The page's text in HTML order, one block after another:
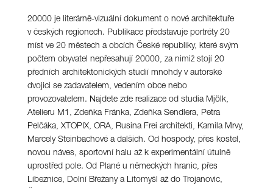
20000 je literárně-vizuální dokument o nové architektuře
v českých regionech. Publikace představuje portréty 20
míst ve 20 městech a obcích České republiky, které svým
počtem obyvatel nepřesahují 20000, za nimiž stojí 20
předních architektonických studií mnohdy v autorské
dvojici se zadavatelem, vedením obce nebo
provozovatelem. Najdete zde realizace od studia Mjölk,
Atelieru M1, Zdeňka Fránka, Zdeňka Sendlera, Petra
Pelčáka, XTOPIX, ORA, Rusina Frei architekti, Kamila Mrvy,
Marcely Steinbachové a dalších. Od hospody, přes kostel,
novou náves, sportovní halu až k experimentální útulně
uprostřed pole. Od Plané u německých hranic, přes
Líbeznice, Dolní Břežany a Litomyšl až do Trojanovic,